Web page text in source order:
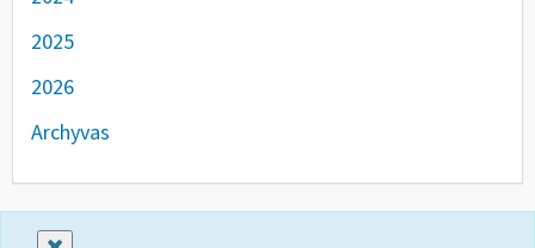
2025
2026
Archyvas